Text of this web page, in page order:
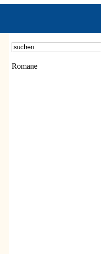
Romane